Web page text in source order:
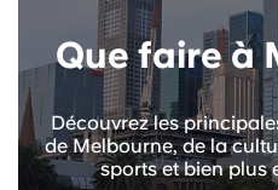
Que faire à
Découvrez les
de Melbourne, de la
sports et bien plus